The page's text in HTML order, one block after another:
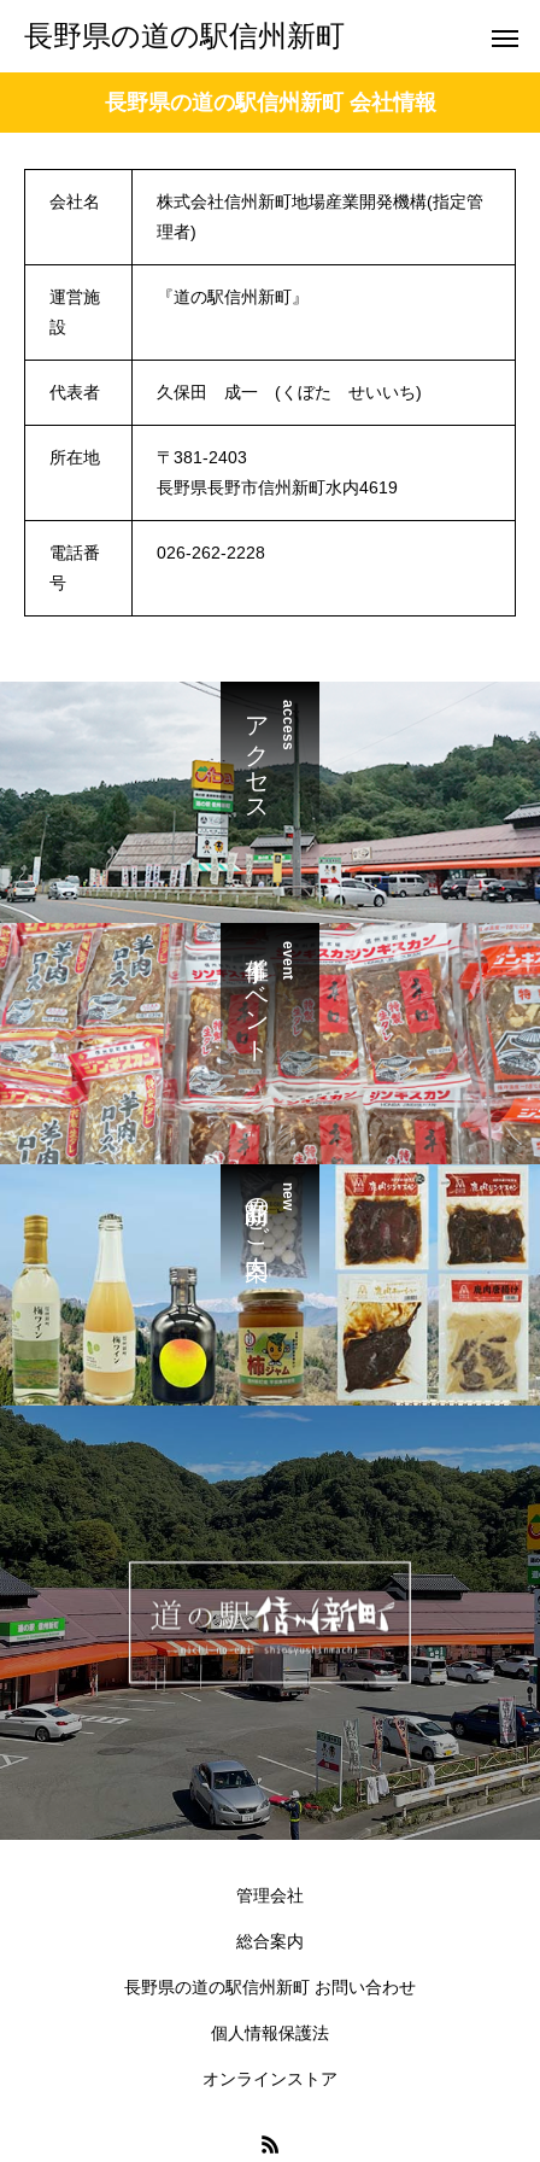
長野県の道の駅信州新町
長野県の道の駅信州新町 会社情報
会社名
株式会社信州新町地場産業開発機構(指定管
理者)
運営施
設
『道の駅信州新町』
代表者 久保田 成一 (くぼた せいいち)
所在地
〒381-2403
長野県長野市信州新町水内4619
電話番
号
026-262-2228
access
アクセス
event
催事イベント
new
新商品のご案内
管理会社
総合案内
長野県の道の駅信州新町 お問い合わせ
個人情報保護法
オンラインストア